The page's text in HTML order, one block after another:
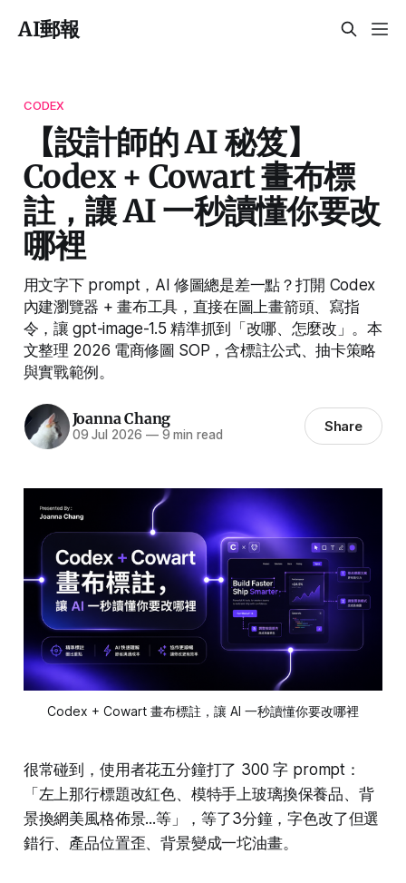
AI郵報
CODEX
【設計師的 AI 秘笈】
Codex + Cowart 畫布標
註，讓 AI 一秒讀懂你要改
哪裡
用文字下 prompt，AI 修圖總是差一點？打開 Codex
內建瀏覽器 + 畫布工具，直接在圖上畫箭頭、寫指
令，讓 gpt-image-1.5 精準抓到「改哪、怎麼改」。本
文整理 2026 電商修圖 SOP，含標註公式、抽卡策略
與實戰範例。
Joanna Chang
09 Jul 2026 —9 min read Share
Codex + Cowart 畫布標註，讓 AI 一秒讀懂你要改哪裡
很常碰到，使用者花五分鐘打了 300 字 prompt：
「左上那行標題改紅色、模特手上玻璃換保養品、背
景換網美風格佈景...等」，等了3分鐘，字色改了但選
錯行、產品位置歪、背景變成一坨油畫。